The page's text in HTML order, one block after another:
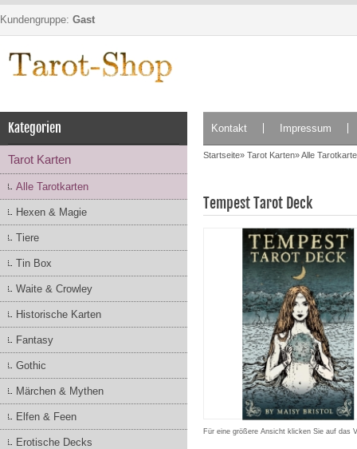
Kundengruppe: Gast
Kategorien
Tarot Karten
Alle Tarotkarten
Hexen & Magie
Tiere
Tin Box
Waite & Crowley
Historische Karten
Fantasy
Gothic
Märchen & Mythen
Elfen & Feen
Erotische Decks
Kontakt Impressum
Startseite» Tarot Karten»Alle
Tempest Tarot Deck
Für eine größere Ansicht klicken Sie auf das